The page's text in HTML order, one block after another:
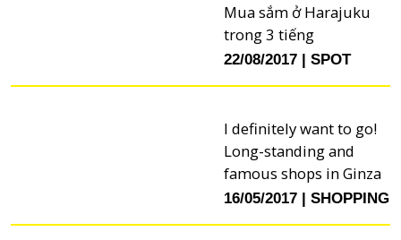
Mua sắm ở Harajuku
trong 3 tiếng
22/08/2017 SPOT
I definitely want to go!
Long-standing and
famous shops in Ginza
16/05/2017 SHOPPING